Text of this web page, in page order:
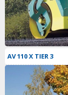
AV 110 X TIER 3